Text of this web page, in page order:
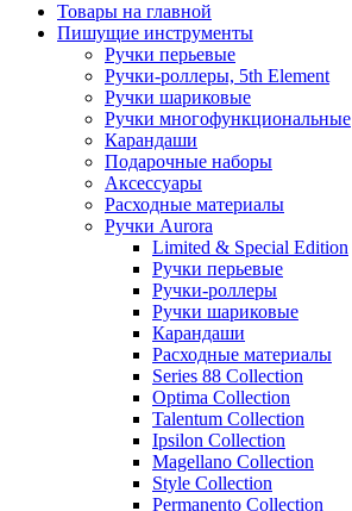
Товары на главной
Пишущие инструменты
Ручки перьевые
Ручки-роллеры, 5th Element
Ручки шариковые
Ручки многофункциональные
Карандаши
Подарочные наборы
Аксессуары
Расходные материалы
Ручки Aurora
Limited & Special Edition
Ручки перьевые
Ручки-роллеры
Ручки шариковые
Карандаши
Расходные материалы
Series 88 Collection
Optima Collection
Talentum Collection
Ipsilon Collection
Magellano Collection
Style Collection
Permanento Collection